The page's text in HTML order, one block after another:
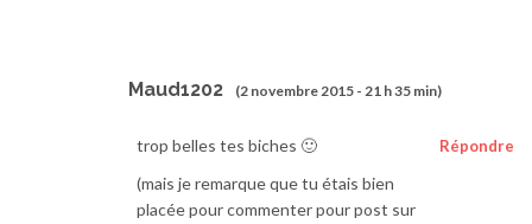
Maud1202 (2 novembre 2015 - 21 h 35 min)
Répondre
trop belles tes biches 🙂
(mais je remarque que tu étais bien
placée pour commenter pour post sur